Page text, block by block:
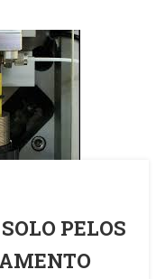
PELOS